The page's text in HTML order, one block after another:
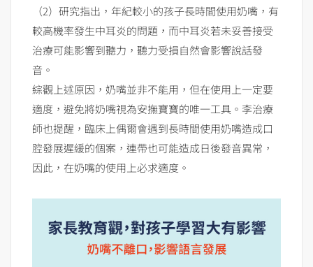
（2）研究指出，年紀較小的孩子長時間使用奶嘴，有
較高機率發生中耳炎的問題，而中耳炎若未妥善接受
治療可能影響到聽力，聽力受損自然會影響說話發
音。
綜觀上述原因，奶嘴並非不能用，但在使用上一定要
適度，避免將奶嘴視為安撫寶寶的唯一工具。李治療
師也提醒，臨床上偶爾會遇到長時間使用奶嘴造成口
腔發展遲緩的個案，連帶也可能造成日後發音異常，
因此，在奶嘴的使用上必求適度。